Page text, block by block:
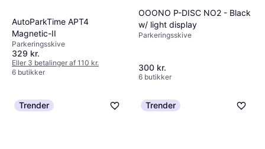
AutoParkTime APT4
Magnetic-II
Parkeringsskive
329 kr.
Eller 3 betalinger af 110 kr.
6 butikker
OOONO P-DISC NO2 - Black
w/ light display
Parkeringsskive
300 kr.
6 butikker
Trender Trender